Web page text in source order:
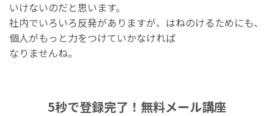
いけないのだと思います。
社内でいろいろ反発がありますが、はねのけるためにも、
個人がもっと力をつけていかなければ
なりませんね。
5秒で登録完了！無料メール講座